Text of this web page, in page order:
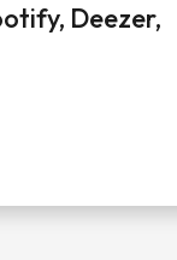
Deezer,